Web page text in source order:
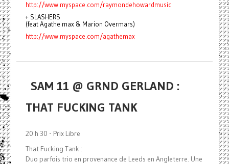
http://www.myspace.com/raymondehowardmusic
+ SLASHERS
(feat Agathe max & Marion Overmars)
http://www.myspace.com/agathemax
SAM 11 @ GRND GERLAND :
THAT FUCKING TANK
20 h 30 - Prix Libre
That Fucking Tank :
Duo parfois trio en provenance de Leeds en Angleterre. Une